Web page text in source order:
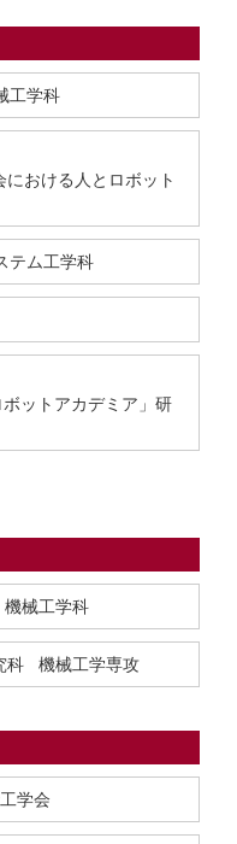
工学科
おける人とロボット
テム工学科
ットアカデミア」研
械工学科
科 機械工学専攻
学会